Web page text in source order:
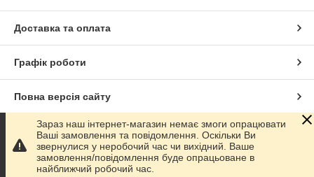
Доставка та оплата
Графік роботи
Повна версія сайту
Сайт створено на маркетплейсіProm.ua
Політика конфіденційності
Зараз наш інтернет-магазин немає змоги опрацювати
Ваші замовлення та повідомлення. Оскільки Ви
звернулися у неробочий час чи вихідний. Ваше
замовлення/повідомлення буде опрацьоване в
найближчий робочий час.